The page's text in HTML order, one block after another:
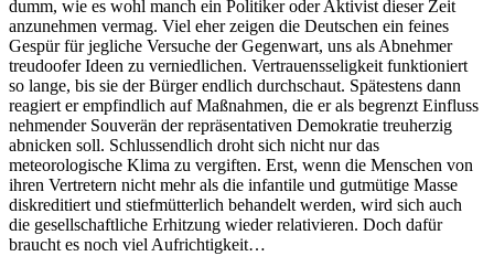
dumm, wie es wohl manch ein Politiker oder Aktivist dieser Zeit
anzunehmen vermag. Viel eher zeigen die Deutschen ein feines
Gespür für jegliche Versuche der Gegenwart, uns als Abnehmer
treudoofer Ideen zu verniedlichen. Vertrauensseligkeit funktioniert
so lange, bis sie der Bürger endlich durchschaut. Spätestens dann
reagiert er empfindlich auf Maßnahmen, die er als begrenzt Einfluss
nehmender Souverän der repräsentativen Demokratie treuherzig
abnicken soll. Schlussendlich droht sich nicht nur das
meteorologische Klima zu vergiften. Erst, wenn die Menschen von
ihren Vertretern nicht mehr als die infantile und gutmütige Masse
diskreditiert und stiefmütterlich behandelt werden, wird sich auch
die gesellschaftliche Erhitzung wieder relativieren. Doch dafür
braucht es noch viel Aufrichtigkeit…